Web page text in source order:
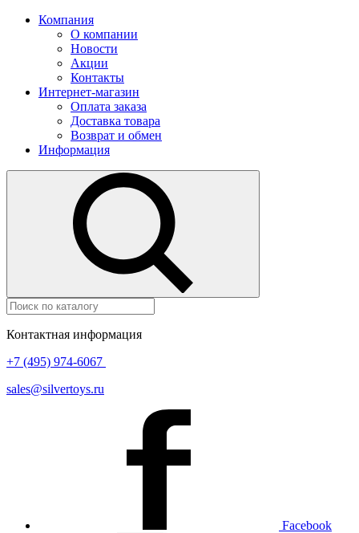
Компания
О компании
Новости
Акции
Контакты
Интернет-магазин
Оплата заказа
Доставка товара
Возврат и обмен
Информация
Контактная информация
+7 (495) 974-6067
sales@silvertoys.ru
Facebook